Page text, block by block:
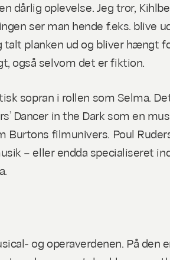
dårlig oplevelse. Jeg tror,
ser man hende f.eks. blive
planken ud og bliver hængt
også selvom det er fiktion.
sopran i rollen som Selma.
Dancer in the Dark som en
Burtons filmunivers. Poul
– eller endda specialiseret
og operaverdenen. På